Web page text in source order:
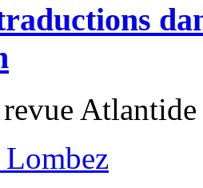
Atlantide